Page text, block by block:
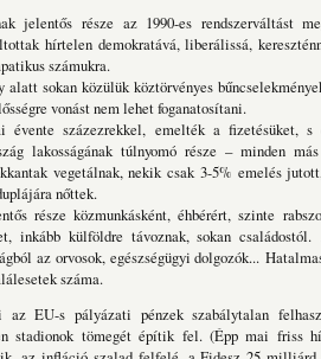
jelentős része az 1990-es rendszerváltást
hírtelen demokratává, liberálissá,
számukra.
sokan közülük köztörvényes
vonást nem lehet foganatosítani.
százezrekkel, emelték a fizetésüket,
lakosságának túlnyomó része – minden
vegetálnak, nekik csak 3-5% emelés
nőttek.
része közmunkásként, éhbérért, szinte
inkább külföldre távoznak, sokan családostól.
az orvosok, egészségügyi dolgozók...
száma.
az EU-s pályázati pénzek szabálytalan
stadionok tömegét építik fel. (Épp mai friss